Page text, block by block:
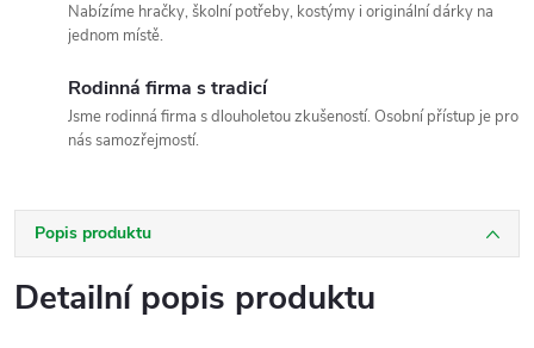
Nabízíme hračky, školní potřeby, kostýmy i originální dárky na
jednom místě.
Rodinná firma s tradicí
Jsme rodinná firma s dlouholetou zkušeností. Osobní přístup je pro
nás samozřejmostí.
Popis produktu
Detailní popis produktu